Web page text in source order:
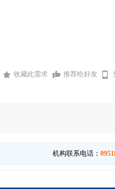
收藏此需求 推荐给好友
机构联系电话：